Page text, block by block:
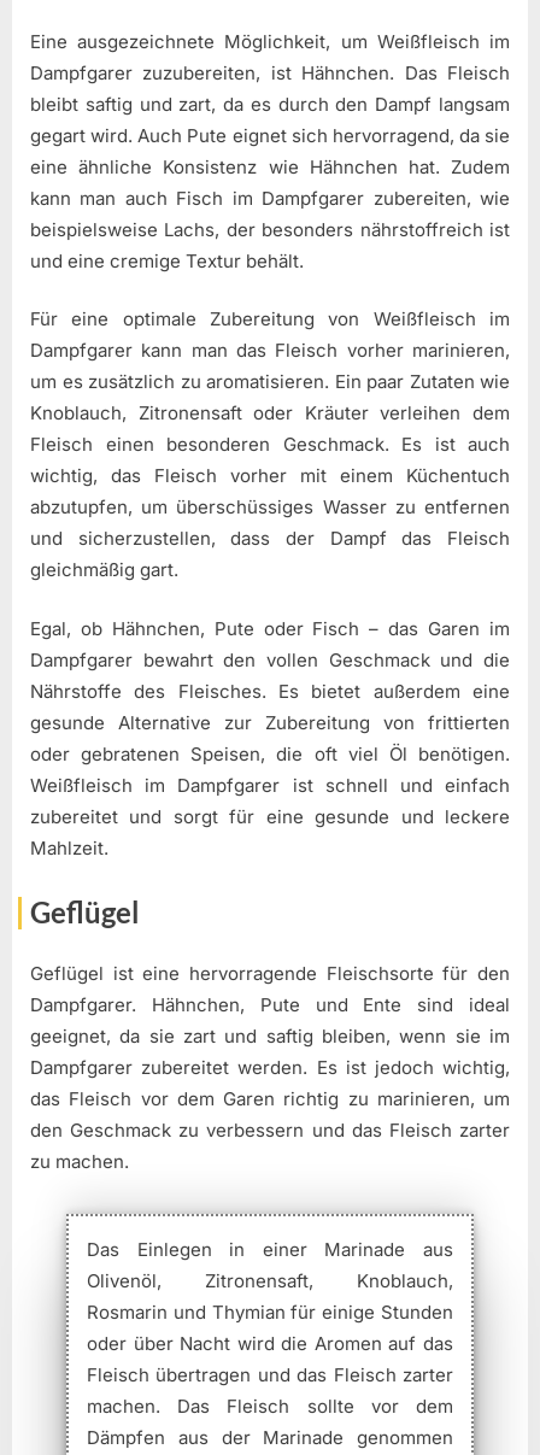
Eine ausgezeichnete Möglichkeit, um Weißfleisch im
Dampfgarer zuzubereiten, ist Hähnchen. Das Fleisch
bleibt saftig und zart, da es durch den Dampf langsam
gegart wird. Auch Pute eignet sich hervorragend, da sie
eine ähnliche Konsistenz wie Hähnchen hat. Zudem
kann man auch Fisch im Dampfgarer zubereiten, wie
beispielsweise Lachs, der besonders nährstoffreich ist
und eine cremige Textur behält.
Für eine optimale Zubereitung von Weißfleisch im
Dampfgarer kann man das Fleisch vorher marinieren,
um es zusätzlich zu aromatisieren. Ein paar Zutaten wie
Knoblauch, Zitronensaft oder Kräuter verleihen dem
Fleisch einen besonderen Geschmack. Es ist auch
wichtig, das Fleisch vorher mit einem Küchentuch
abzutupfen, um überschüssiges Wasser zu entfernen
und sicherzustellen, dass der Dampf das Fleisch
gleichmäßig gart.
Egal, ob Hähnchen, Pute oder Fisch – das Garen im
Dampfgarer bewahrt den vollen Geschmack und die
Nährstoffe des Fleisches. Es bietet außerdem eine
gesunde Alternative zur Zubereitung von frittierten
oder gebratenen Speisen, die oft viel Öl benötigen.
Weißfleisch im Dampfgarer ist schnell und einfach
zubereitet und sorgt für eine gesunde und leckere
Mahlzeit.
Geflügel
Geflügel ist eine hervorragende Fleischsorte für den
Dampfgarer. Hähnchen, Pute und Ente sind ideal
geeignet, da sie zart und saftig bleiben, wenn sie im
Dampfgarer zubereitet werden. Es ist jedoch wichtig,
das Fleisch vor dem Garen richtig zu marinieren, um
den Geschmack zu verbessern und das Fleisch zarter
zu machen.
Das Einlegen in einer Marinade aus
Olivenöl, Zitronensaft, Knoblauch,
Rosmarin und Thymian für einige Stunden
oder über Nacht wird die Aromen auf das
Fleisch übertragen und das Fleisch zarter
machen. Das Fleisch sollte vor dem
Dämpfen aus der Marinade genommen